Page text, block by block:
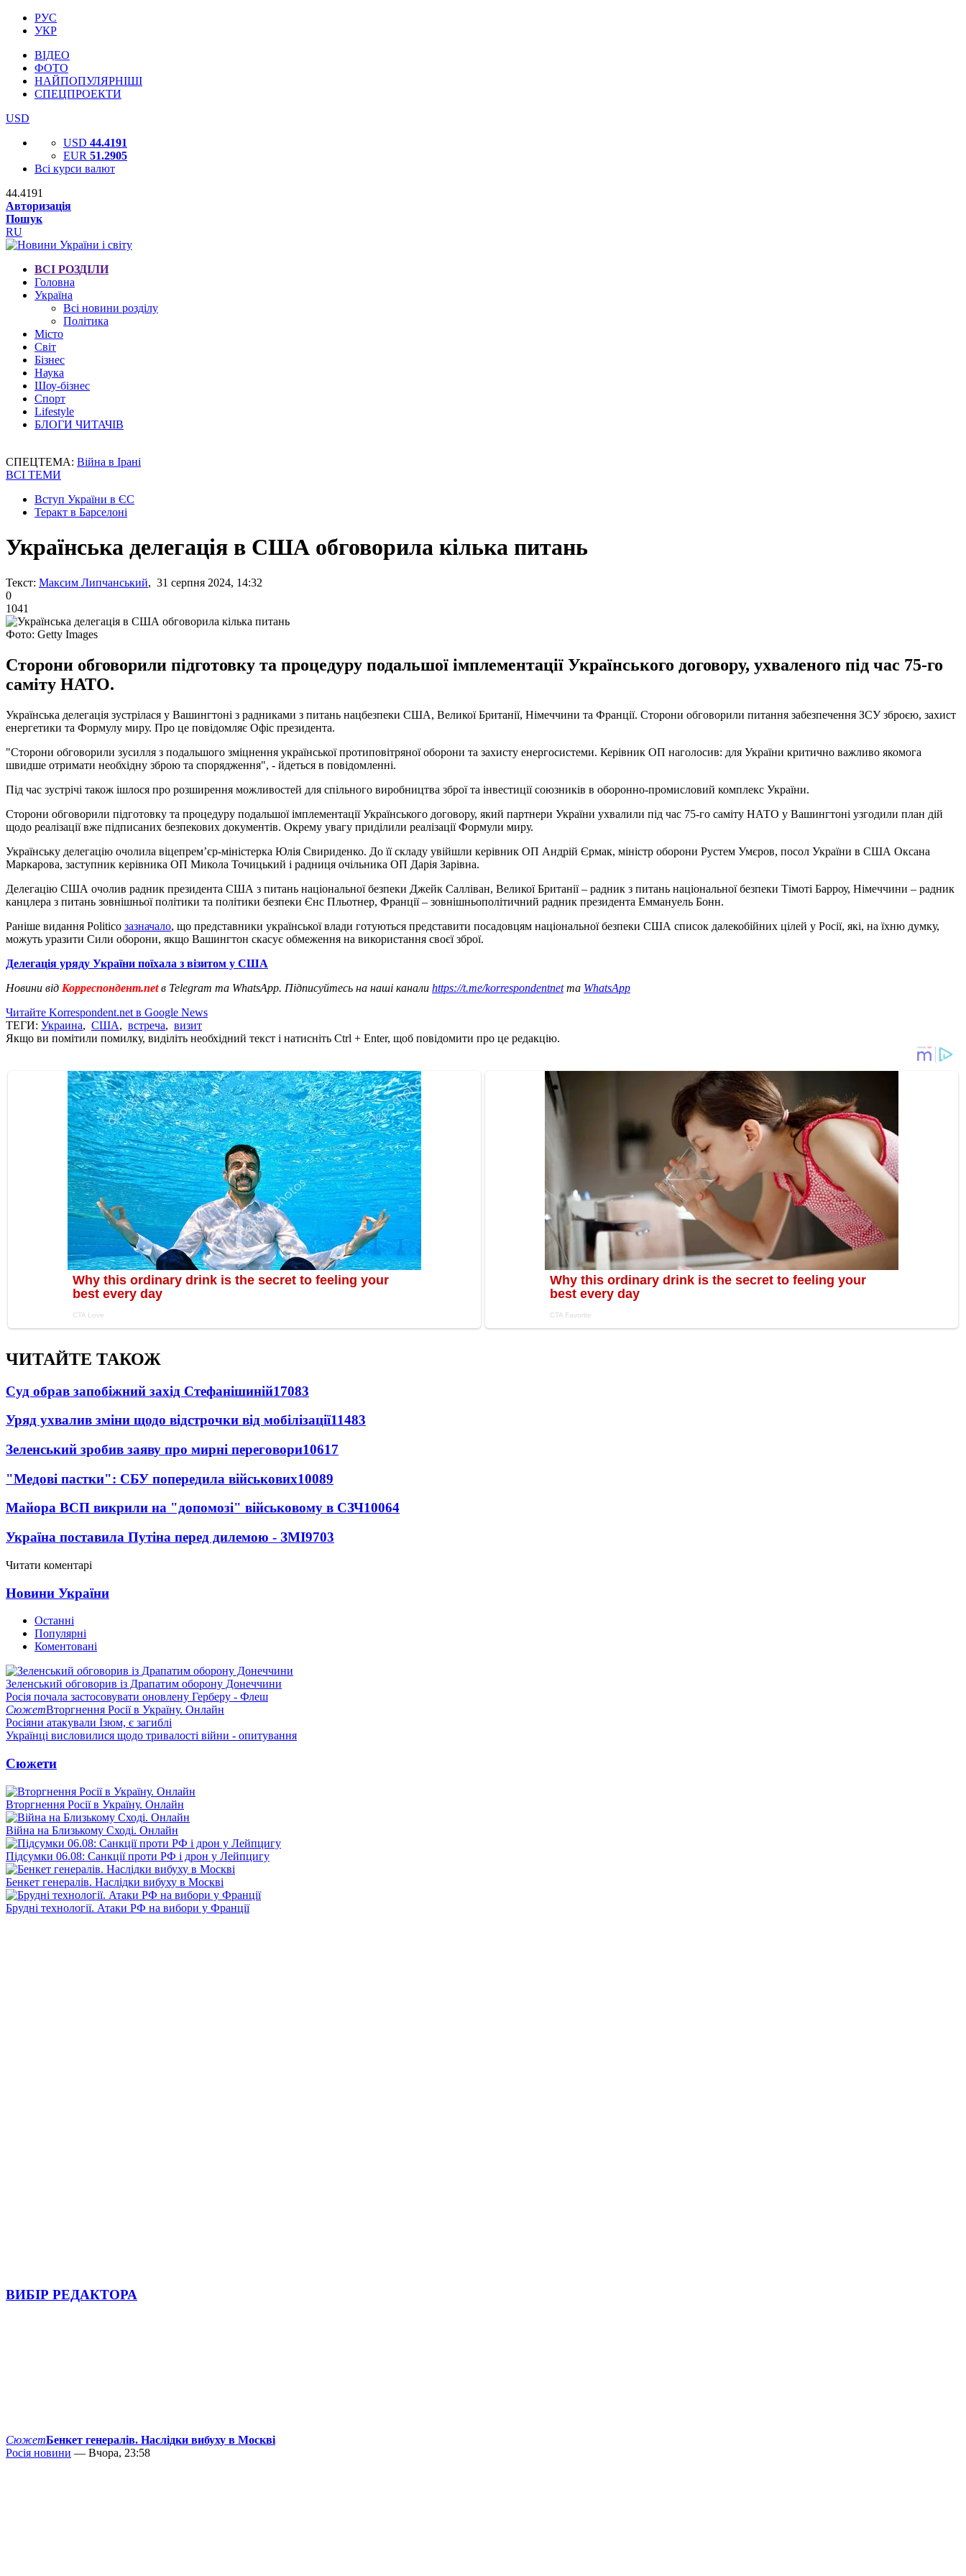
РУС
УКР
ВІДЕО
ФОТО
НАЙПОПУЛЯРНІШІ
СПЕЦПРОЕКТИ
USD
USD 44.4191
EUR 51.2905
Всі курси валют
44.4191
Авторизація
Пошук
RU
ВСІ РОЗДІЛИ
Головна
Україна
Всі новини розділу
Політика
Місто
Світ
Бізнес
Наука
Шоу-бізнес
Спорт
Lifestyle
БЛОГИ ЧИТАЧІВ
СПЕЦТЕМА: Війна в Ірані
ВСІ ТЕМИ
Вступ України в ЄС
Теракт в Барселоні
Українська делегація в США обговорила кілька питань
Текст: Максим Липчанський, 31 серпня 2024, 14:32
0
1041
Фото: Getty Images
Сторони обговорили підготовку та процедуру подальшої імплементації Українського договору, ухваленого під час 75-го
саміту НАТО.
Українська делегація зустрілася у Вашингтоні з радниками з питань нацбезпеки США, Великої Британії, Німеччини та Франції. Сторони обговорили питання забезпечення ЗСУ зброєю, захист
енергетики та Формулу миру. Про це повідомляє Офіс президента.
"Сторони обговорили зусилля з подальшого зміцнення української протиповітряної оборони та захисту енергосистеми. Керівник ОП наголосив: для України критично важливо якомога
швидше отримати необхідну зброю та спорядження", - йдеться в повідомленні.
Під час зустрічі також ішлося про розширення можливостей для спільного виробництва зброї та інвестиції союзників в оборонно-промисловий комплекс України.
Сторони обговорили підготовку та процедуру подальшої імплементації Українського договору, який партнери України ухвалили під час 75-го саміту НАТО у Вашингтоні узгодили план дій
щодо реалізації вже підписаних безпекових документів. Окрему увагу приділили реалізації Формули миру.
Українську делегацію очолила віцепремʼєр-міністерка Юлія Свириденко. До її складу увійшли керівник ОП Андрій Єрмак, міністр оборони Рустем Умєров, посол України в США Оксана
Маркарова, заступник керівника ОП Микола Точицький і радниця очільника ОП Дарія Зарівна.
Делегацію США очолив радник президента США з питань національної безпеки Джейк Салліван, Великої Британії – радник з питань національної безпеки Тімоті Барроу, Німеччини – радник
канцлера з питань зовнішньої політики та політики безпеки Єнс Пльотнер, Франції – зовнішньополітичний радник президента Еммануель Бонн.
Раніше видання Politico зазначало, що представники української влади готуються представити посадовцям національної безпеки США список далекобійних цілей у Росії, які, на їхню думку,
можуть уразити Сили оборони, якщо Вашингтон скасує обмеження на використання своєї зброї.
Делегація уряду України поїхала з візитом у США
Новини від Корреспондент.netв Telegram та WhatsApp. Підписуйтесь на наші канали https://t.me/korrespondentnetта WhatsApp
Читайте Korrespondent.net в Google News
ТЕГИ: Украина, США, встреча, визит
Якщо ви помітили помилку, виділіть необхідний текст і натисніть Ctrl + Enter, щоб повідомити про це редакцію.
ЧИТАЙТЕ ТАКОЖ
Суд обрав запобіжний захід Стефанішиній17083
Уряд ухвалив зміни щодо відстрочки від мобілізації11483
Зеленський зробив заяву про мирні переговори10617
"Медові пастки": СБУ попередила військових10089
Майора ВСП викрили на "допомозі" військовому в СЗЧ10064
Україна поставила Путіна перед дилемою - ЗМІ9703
Читати коментарі
Новини України
Останні
Популярні
Коментовані
Зеленський обговорив із Драпатим оборону Донеччини
Росія почала застосовувати оновлену Герберу - Флеш
СюжетВторгнення Росії в Україну. Онлайн
Росіяни атакували Ізюм, є загиблі
Українці висловилися щодо тривалості війни - опитування
Сюжети
Вторгнення Росії в Україну. Онлайн
Війна на Близькому Сході. Онлайн
Підсумки 06.08: Санкції проти РФ і дрон у Лейпцигу
Бенкет генералів. Наслідки вибуху в Москві
Брудні технології. Атаки РФ на вибори у Франції
ВИБІР РЕДАКТОРА
СюжетБенкет генералів. Наслідки вибуху в Москві
Росія новини — Вчора, 23:58